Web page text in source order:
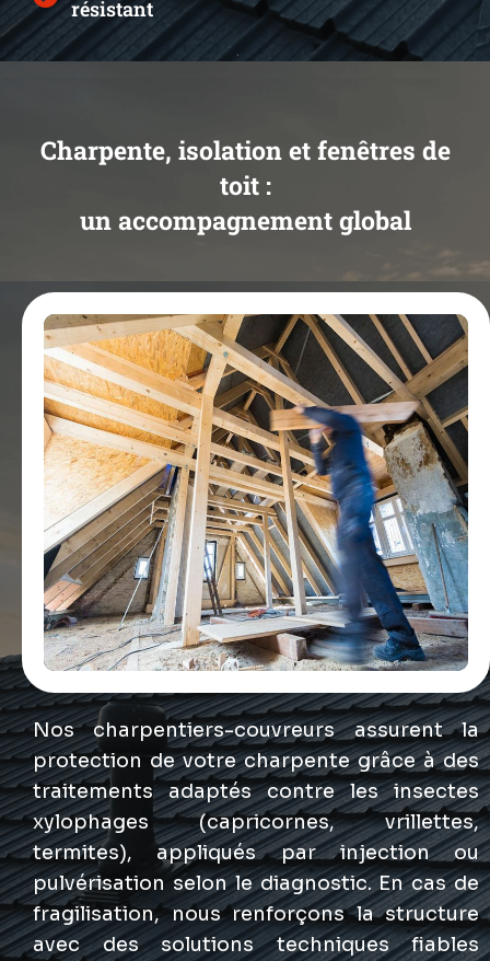
résistant
Charpente, isolation et fenêtres de
toit :
un accompagnement global
Nos charpentiers-couvreurs assurent la
protection de votre charpente grâce à des
traitements adaptés contre les insectes
xylophages (capricornes, vrillettes,
termites), appliqués par injection ou
pulvérisation selon le diagnostic. En cas de
fragilisation, nous renforçons la structure
avec des solutions techniques fiables